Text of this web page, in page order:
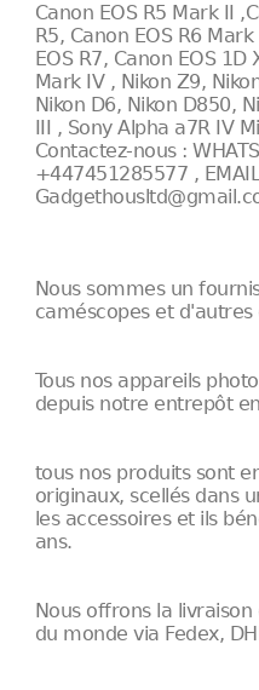
Canon EOS R5 Mark II
R5, Canon EOS R6
EOS R7, Canon EOS
Mark IV , Nikon Z9,
Nikon D6, Nikon D850,
III , Sony Alpha a7R IV
Contactez-nous :
+447451285577 ,
Nous sommes un
caméscopes et
Tous nos appareils
depuis notre entrepôt en
tous nos produits sont
originaux, scellés dans
les accessoires et ils
ans.
Nous offrons la
du monde via Fedex,